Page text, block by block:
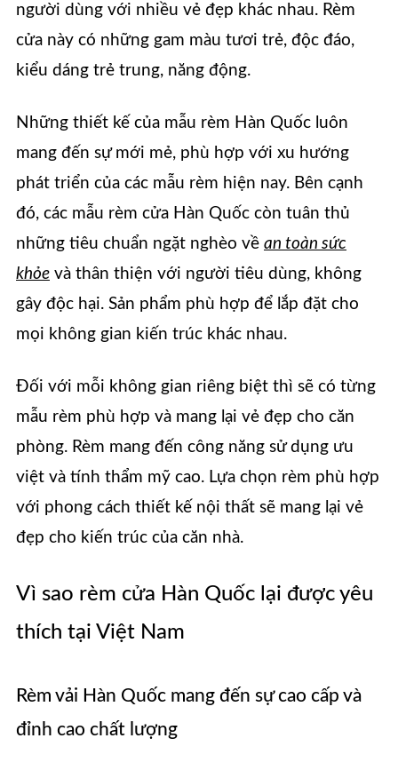
người dùng với nhiều vẻ đẹp khác nhau. Rèm
cửa này có những gam màu tươi trẻ, độc đáo,
kiểu dáng trẻ trung, năng động.
Những thiết kế của mẫu rèm Hàn Quốc luôn
mang đến sự mới mẻ, phù hợp với xu hướng
phát triển của các mẫu rèm hiện nay. Bên cạnh
đó, các mẫu rèm cửa Hàn Quốc còn tuân thủ
những tiêu chuẩn ngặt nghèo về an toàn sức
khỏe và thân thiện với người tiêu dùng, không
gây độc hại. Sản phẩm phù hợp để lắp đặt cho
mọi không gian kiến trúc khác nhau.
Đối với mỗi không gian riêng biệt thì sẽ có từng
mẫu rèm phù hợp và mang lại vẻ đẹp cho căn
phòng. Rèm mang đến công năng sử dụng ưu
việt và tính thẩm mỹ cao. Lựa chọn rèm phù hợp
với phong cách thiết kế nội thất sẽ mang lại vẻ
đẹp cho kiến trúc của căn nhà.
Vì sao rèm cửa Hàn Quốc lại được yêu
thích tại Việt Nam
Rèm vải Hàn Quốc mang đến sự cao cấp và
đỉnh cao chất lượng